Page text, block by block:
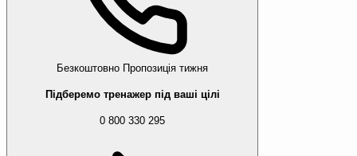
Безкоштовно Пропозиція тижня
Підберемо тренажер під ваші цілі
0 800 330 295